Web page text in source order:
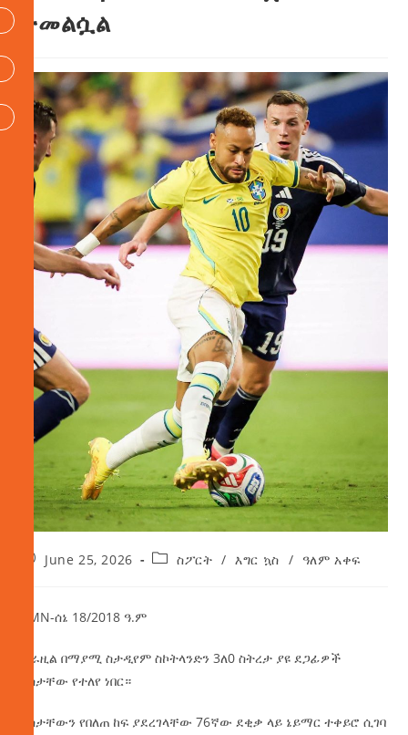
ተመልሷል
June 25, 2026 ስፖርት / እግር ኳስ / ዓለም አቀፍ
AMN-ሰኔ 18/2018 ዓ.ም
ብራዚል በማያሚ ስታዲየም ስኮትላንድን 3ለ0 ስትረታ ያዩ ደጋፊዎች
ደስታቸው የተለየ ነበር።
ደስታቸውን የበለጠ ከፍ ያደረገላቸው 76ኛው ደቂቃ ላይ ኔይማር ተቀይሮ ሲገባ